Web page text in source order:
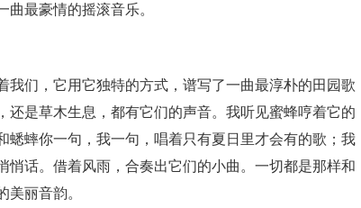
最豪情的摇滚音乐。
我们，它用它独特的方式，谱写了一曲最淳朴的田园歌
是草木生息，都有它们的声音。我听见蜜蜂哼着它的
蟀你一句，我一句，唱着只有夏日里才会有的歌；我
悄话。借着风雨，合奏出它们的小曲。一切都是那样和
丽音韵。